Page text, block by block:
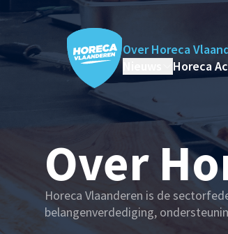
Over Horeca
Horeca
Over
Horeca Vlaanderen is de
belangenverdediging,